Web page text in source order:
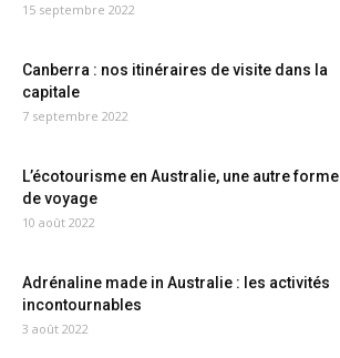
15 septembre 2022
Canberra : nos itinéraires de visite dans la
capitale
7 septembre 2022
L’écotourisme en Australie, une autre forme
de voyage
10 août 2022
Adrénaline made in Australie : les activités
incontournables
3 août 2022